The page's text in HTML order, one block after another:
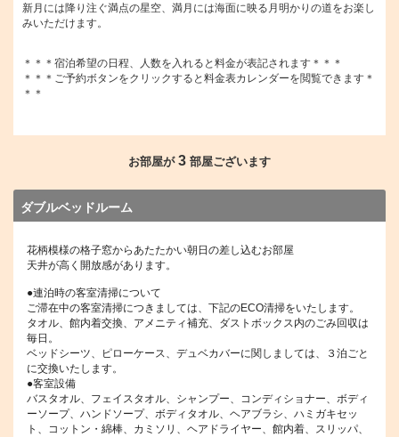
新月には降り注ぐ満点の星空、満月には海面に映る月明かりの道をお楽し
みいただけます。
＊＊＊宿泊希望の日程、人数を入れると料金が表記されます＊＊＊
＊＊＊ご予約ボタンをクリックすると料金表カレンダーを閲覧できます＊
＊＊
お部屋が 3 部屋ございます
ダブルベッドルーム
花柄模様の格子窓からあたたかい朝日の差し込むお部屋
天井が高く開放感があります。
●連泊時の客室清掃について
ご滞在中の客室清掃につきましては、下記のECO清掃をいたします。
タオル、館内着交換、アメニティ補充、ダストボックス内のごみ回収は
毎日。
ベッドシーツ、ピローケース、デュベカバーに関しましては、３泊ごと
に交換いたします。
●客室設備
バスタオル、フェイスタオル、シャンプー、コンディショナー、ボディ
ーソープ、ハンドソープ、ボディタオル、ヘアブラシ、ハミガキセッ
ト、コットン・綿棒、カミソリ、ヘアドライヤー、館内着、スリッパ、